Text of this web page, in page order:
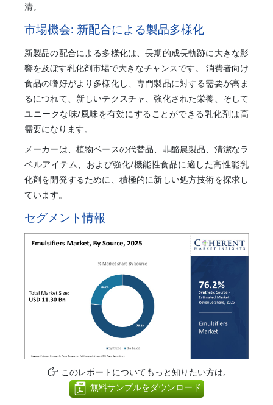
清。
市場機会: 新配合による製品多様化
新製品の配合による多様化は、長期的成長軌跡に大きな影
響を及ぼす乳化剤市場で大きなチャンスです。 消費者向け
食品の嗜好がより多様化し、専門製品に対する需要が高ま
るにつれて、新しいテクスチャ、強化された栄養、そして
ユニークな味/風味を有効にすることができる乳化剤は高
需要になります。
メーカーは、植物ベースの代替品、非酪農製品、清潔なラ
ベルアイテム、および強化/機能性食品に適した高性能乳
化剤を開発するために、積極的に新しい処方技術を探求し
ています。
セグメント情報
このレポートについてもっと知りたい方は,
無料サンプルをダウンロード